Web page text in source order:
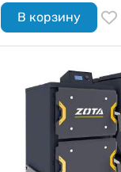
В корзину